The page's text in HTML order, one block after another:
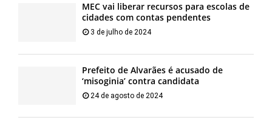
MEC vai liberar recursos para escolas de
cidades com contas pendentes
3 de julho de 2024
Prefeito de Alvarães é acusado de
‘misoginia’ contra candidata
24 de agosto de 2024